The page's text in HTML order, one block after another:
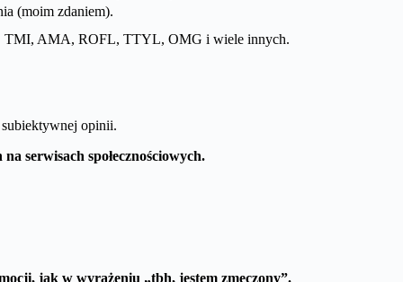
(moim zdaniem).
AMA, ROFL, TTYL, OMG i wiele innych.
opinii.
serwisach społecznościowych.
jak w wyrażeniu „tbh, jestem zmęczony”.